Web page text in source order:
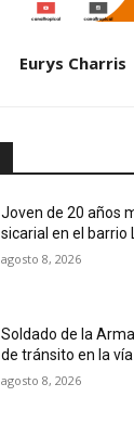
Eurys Charris
Joven de 20 años
sicarial en el barrio
agosto 8, 2026
Soldado de la
de tránsito en la
agosto 8, 2026